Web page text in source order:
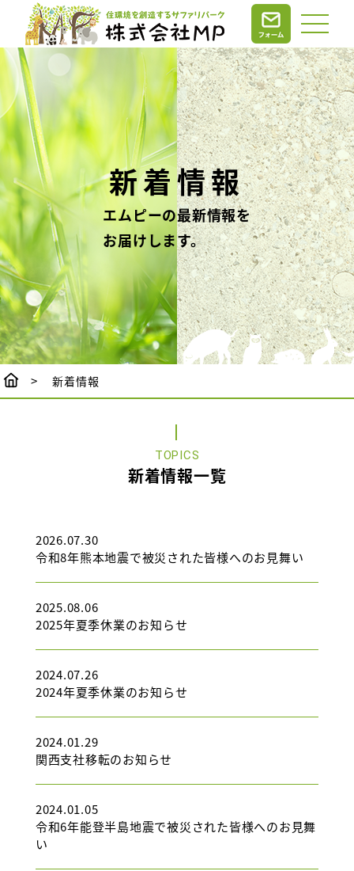
新着情報
エムピーの最新情報を
お届けします。
新着情報
TOPICS
新着情報一覧
2026.07.30
令和8年熊本地震で被災された皆様へのお見舞い
2025.08.06
2025年夏季休業のお知らせ
2024.07.26
2024年夏季休業のお知らせ
2024.01.29
関西支社移転のお知らせ
2024.01.05
令和6年能登半島地震で被災された皆様へのお見舞
い